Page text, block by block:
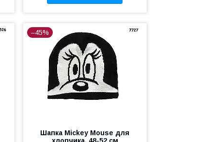
–45%
Шапка Mickey Mouse для
хлопчика. 48-52 см